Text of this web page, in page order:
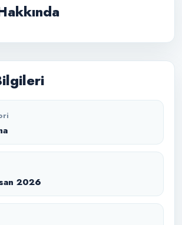
2026